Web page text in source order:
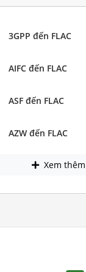
3GPP đến FLAC
AIFC đến FLAC
ASF đến FLAC
AZW đến FLAC
Xem thêm